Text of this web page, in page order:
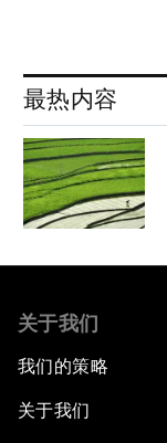
最热内容
关于我们
我们的策略
关于我们